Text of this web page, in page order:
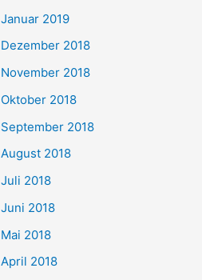
Januar 2019
Dezember 2018
November 2018
Oktober 2018
September 2018
August 2018
Juli 2018
Juni 2018
Mai 2018
April 2018